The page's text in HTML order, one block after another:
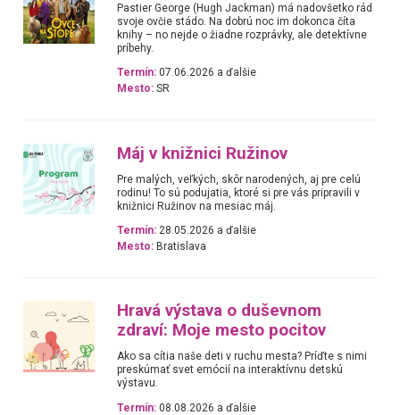
Pastier George (Hugh Jackman) má nadovšetko rád
svoje ovčie stádo. Na dobrú noc im dokonca číta
knihy – no nejde o žiadne rozprávky, ale detektívne
príbehy.
Termín: 07.06.2026 a ďalšie
Mesto: SR
Máj v knižnici Ružinov
Pre malých, veľkých, skôr narodených, aj pre celú
rodinu! To sú podujatia, ktoré si pre vás pripravili v
knižnici Ružinov na mesiac máj.
Termín: 28.05.2026 a ďalšie
Mesto: Bratislava
Hravá výstava o duševnom
zdraví: Moje mesto pocitov
Ako sa cítia naše deti v ruchu mesta? Príďte s nimi
preskúmať svet emócií na interaktívnu detskú
výstavu.
Termín: 08.08.2026 a ďalšie